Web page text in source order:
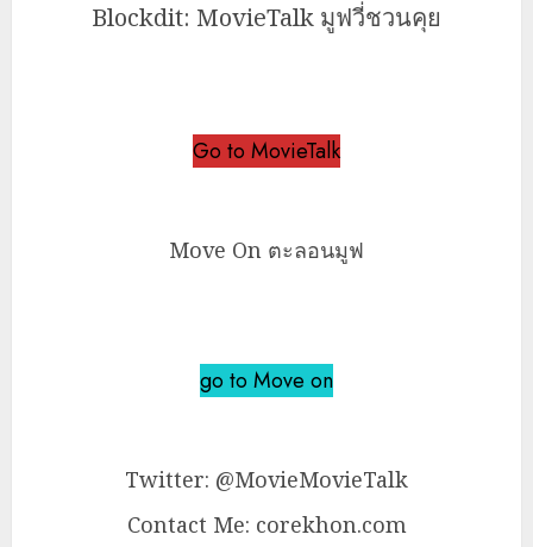
Blockdit: MovieTalk มูฟวี่ชวนคุย
Go to MovieTalk
Move On ตะลอนมูฟ
go to Move on
Twitter: @MovieMovieTalk
Contact Me: corekhon.com